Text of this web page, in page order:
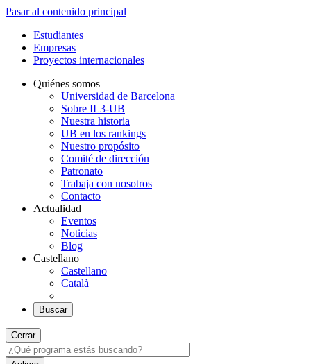
Pasar al contenido principal
Estudiantes
Empresas
Proyectos internacionales
Quiénes somos
Universidad de Barcelona
Sobre IL3-UB
Nuestra historia
UB en los rankings
Nuestro propósito
Comité de dirección
Patronato
Trabaja con nosotros
Contacto
Actualidad
Eventos
Noticias
Blog
Castellano
Castellano
Català
Buscar
Cerrar